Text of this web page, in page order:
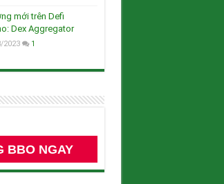
mới trên Defi
Dex Aggregator
2023 1
BBO NGAY